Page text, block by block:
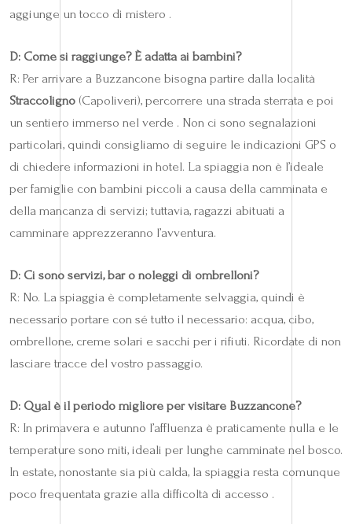
aggiunge un tocco di mistero .
D: Come si raggiunge? È adatta ai bambini?
R: Per arrivare a Buzzancone bisogna partire dalla località
Straccoligno (Capoliveri), percorrere una strada sterrata e poi
un sentiero immerso nel verde . Non ci sono segnalazioni
particolari, quindi consigliamo di seguire le indicazioni GPS o
di chiedere informazioni in hotel. La spiaggia non è l’ideale
per famiglie con bambini piccoli a causa della camminata e
della mancanza di servizi; tuttavia, ragazzi abituati a
camminare apprezzeranno l’avventura.
D: Ci sono servizi, bar o noleggi di ombrelloni?
R: No. La spiaggia è completamente selvaggia, quindi è
necessario portare con sé tutto il necessario: acqua, cibo,
ombrellone, creme solari e sacchi per i rifiuti. Ricordate di non
lasciare tracce del vostro passaggio.
D: Qual è il periodo migliore per visitare Buzzancone?
R: In primavera e autunno l’affluenza è praticamente nulla e le
temperature sono miti, ideali per lunghe camminate nel bosco.
In estate, nonostante sia più calda, la spiaggia resta comunque
poco frequentata grazie alla difficoltà di accesso .